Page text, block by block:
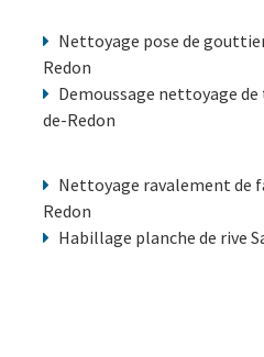
Nettoyage pose de
Redon
Demoussage nettoyage
de-Redon
Nettoyage ravalement de
Redon
Habillage planche de rive